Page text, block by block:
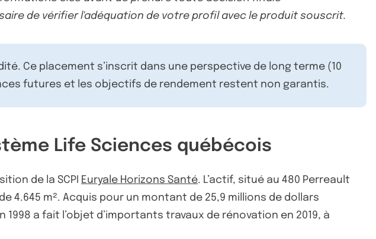
de vérifier l'adéquation de votre profil avec le produit souscrit.
Ce placement s’inscrit dans une perspective de long terme (10
futures et les objectifs de rendement restent non garantis.
Life Sciences québécois
de la SCPI Euryale Horizons Santé. L’actif, situé au 480 Perreault
4.645 m². Acquis pour un montant de 25,9 millions de dollars
a fait l’objet d’importants travaux de rénovation en 2019, à